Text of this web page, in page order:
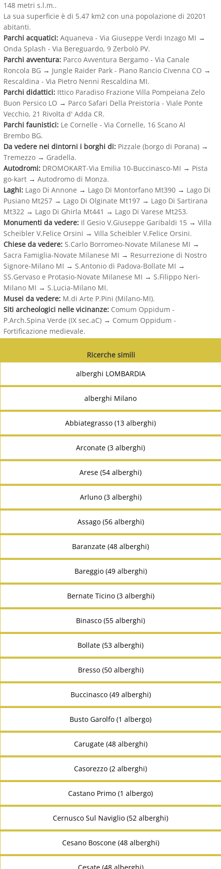
148 metri s.l.m..
La sua superficie è di 5.47 km2 con una popolazione di 20201
abitanti.
Parchi acquatici: Aquaneva - Via Giuseppe Verdi Inzago MI →
Onda Splash - Via Bereguardo, 9 Zerbolò PV.
Parchi avventura: Parco Avventura Bergamo - Via Canale
Roncola BG → Jungle Raider Park - Piano Rancio Civenna CO →
Rescaldina - Via Pietro Nenni Rescaldina MI.
Parchi didattici: Ittico Paradiso Frazione Villa Pompeiana Zelo
Buon Persico LO → Parco Safari Della Preistoria - Viale Ponte
Vecchio, 21 Rivolta d' Adda CR.
Parchi faunistici: Le Cornelle - Via Cornelle, 16 Scano Al
Brembo BG.
Da vedere nei dintorni i borghi di: Pizzale (borgo di Porana) →
Tremezzo → Gradella.
Autodromi: DROMOKART-Via Emilia 10-Buccinasco-MI → Pista
go-kart → Autodromo di Monza.
Laghi: Lago Di Annone → Lago Di Montorfano Mt390 → Lago Di
Pusiano Mt257 → Lago Di Olginate Mt197 → Lago Di Sartirana
Mt322 → Lago Di Ghirla Mt441 → Lago Di Varese Mt253.
Monumenti da vedere: Il Gesio V.Giuseppe Garibaldi 15 → Villa
Scheibler V.Felice Orsini → Villa Scheibler V.Felice Orsini.
Chiese da vedere: S.Carlo Borromeo-Novate Milanese MI →
Sacra Famiglia-Novate Milanese MI → Resurrezione di Nostro
Signore-Milano MI → S.Antonio di Padova-Bollate MI →
SS.Gervaso e Protasio-Novate Milanese MI → S.Filippo Neri-
Milano MI → S.Lucia-Milano MI.
Musei da vedere: M.di Arte P.Pini (Milano-MI).
Siti archeologici nelle vicinanze: Comum Oppidum -
P.Arch.Spina Verde (IX sec.aC) → Comum Oppidum -
Fortificazione medievale.
Ricerche simili
alberghi LOMBARDIA
alberghi Milano
Abbiategrasso (13 alberghi)
Arconate (3 alberghi)
Arese (54 alberghi)
Arluno (3 alberghi)
Assago (56 alberghi)
Baranzate (48 alberghi)
Bareggio (49 alberghi)
Bernate Ticino (3 alberghi)
Binasco (55 alberghi)
Bollate (53 alberghi)
Bresso (50 alberghi)
Buccinasco (49 alberghi)
Busto Garolfo (1 albergo)
Carugate (48 alberghi)
Casorezzo (2 alberghi)
Castano Primo (1 albergo)
Cernusco Sul Naviglio (52 alberghi)
Cesano Boscone (48 alberghi)